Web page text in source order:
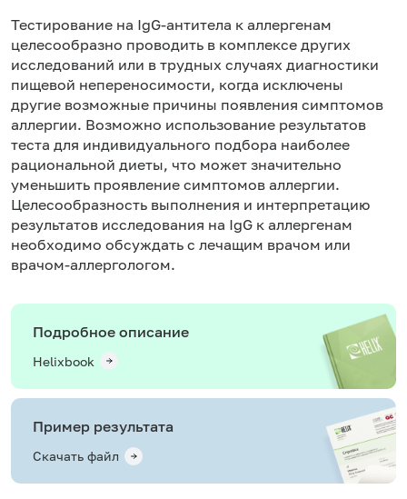
Тестирование на IgG-антитела к аллергенам
целесообразно проводить в комплексе других
исследований или в трудных случаях диагностики
пищевой непереносимости, когда исключены
другие возможные причины появления симптомов
аллергии. Возможно использование результатов
теста для индивидуального подбора наиболее
рациональной диеты, что может значительно
уменьшить проявление симптомов аллергии.
Целесообразность выполнения и интерпретацию
результатов исследования на IgG к аллергенам
необходимо обсуждать с лечащим врачом или
врачом-аллергологом.
Подробное описание
Helixbook
Пример результата
Скачать файл